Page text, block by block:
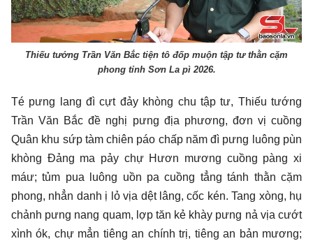
Thiếu tướng Trần Văn Bắc tiện tô đốp muộn tập tư thằn cặm
phong tỉnh Sơn La pì 2026.
Té pưng lang đì cựt đảy khòng chu tập tư, Thiếu tướng
Trần Văn Bắc đề nghị pưng địa phương, đơn vị cuồng
Quân khu sứp tàm chiên páo chấp năm đì pưng luông pùn
khòng Đảng ma pảy chự Hươn mương cuồng pàng xi
máư; tủm pua luông uồn pa cuồng tẳng tánh thằn cặm
phong, nhẳn danh ị lỏ vịa dệt lâng, cốc kén. Tang xòng, hụ
chảnh pưng nang quam, lợp tăn kẻ khày pưng nả vịa cướt
xình ók, chự mẳn tiêng an chính trị, tiêng an bản mương;